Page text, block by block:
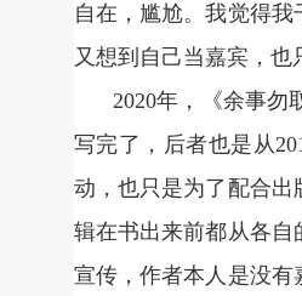
自在，尴尬。我觉得
又想到自己当嘉宾，
2020年，《余事勿
写完了，后者也是从
动，也只是为了配合
辑在书出来前都从各
宣传，作者本人是没